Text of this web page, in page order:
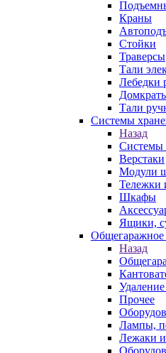
Краны
Стойки
Траверсы
Тали
Лебедки
Тали
Системы
Назад
Системы
Верстаки
Модули
Тележки
Шкафы
Ящики,
Общегаражное
Назад
Прочее
Лампы,
Лежаки и